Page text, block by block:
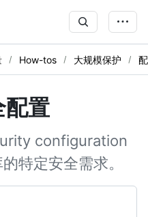
How-tos 大规模保护
配置
configuration
特定安全需求。